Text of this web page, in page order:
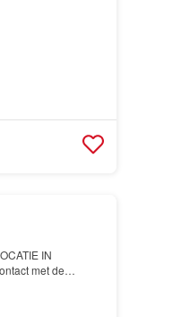
IN
met de